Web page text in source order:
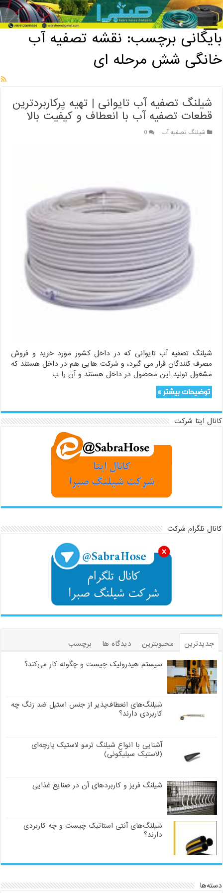
خانه / بایگانی برچسب: نقشه تصفیه آب خانگی شش مرحله ای
بایگانی برچسب: نقشه تصفیه آب
خانگی شش مرحله ای
شیلنگ تصفیه آب تایوانی | تهیه پرکاربردترین
قطعات تصفیه آب با انعطاف و کیفیت بالا
شیلنگ تصفیه آب 0
شیلنگ تصفیه آب تایوانی که در داخل کشور مورد خرید و فروش
مصرف کنندگان قرار می گیرد، و شرکت هایی هم در داخل هستند که
مشغول تولید این محصول در داخل هستند و آن را ب
توضیحات بیشتر »
کانال ایتا شرکت
کانال تلگرام شرکت
جدیدترین محبوبترین دیدگاه ها
برچسب
سیستم هیدرولیک چیست و چگونه کار می‌کند؟
شیلنگ‌های انعطاف‌پذیر از جنس استیل ضد زنگ چه
کاربردی دارند؟
آشنایی با انواع شیلنگ ترمو لاستیک پارچه‌ای
(لاستیک سیلیکونی)
شیلنگ فریز و کاربردهای آن در صنایع غذایی
شیلنگ‌های آنتی استاتیک چیست و چه کاربردی
دارند؟
دسته‌ها